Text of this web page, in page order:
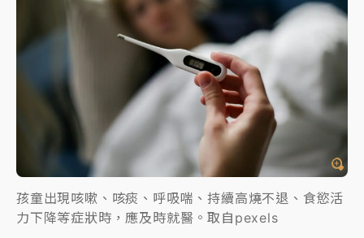
孩童出現咳嗽、咳痰、呼吸喘、持續高燒不退、食慾活
力下降等症狀時，應及時就醫。取自pexels